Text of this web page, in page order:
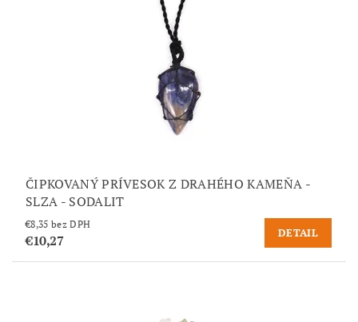
ČIPKOVANÝ PRÍVESOK Z DRAHÉHO KAMEŇA -
SLZA - SODALIT
€8,35 bez DPH
€10,27 DETAIL